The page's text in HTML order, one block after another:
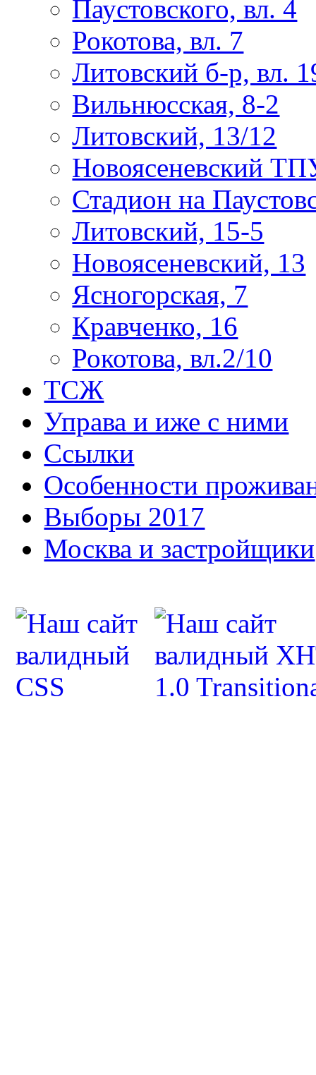
Паустовского, вл. 4
Рокотова, вл. 7
Литовский б-р, вл.
Вильнюсская, 8-2
Литовский, 13/12
Новоясеневский
Стадион на
Литовский, 15-5
Новоясеневский, 13
Ясногорская, 7
Кравченко, 16
Рокотова, вл.2/10
ТСЖ
Управа и иже с ними
Ссылки
Особенности
Выборы 2017
Москва и застройщики